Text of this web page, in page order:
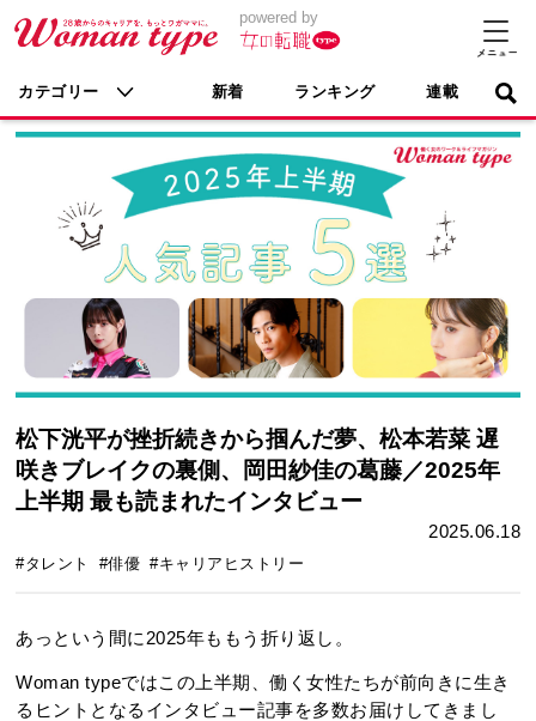
powered by
カテゴリー 新着 ランキング 連載
松下洸平が挫折続きから掴んだ夢、松本若菜 遅
咲きブレイクの裏側、岡田紗佳の葛藤／2025年
上半期 最も読まれたインタビュー
2025.06.18
#タレント #俳優 #キャリアヒストリー
あっという間に2025年ももう折り返し。
Woman typeではこの上半期、働く女性たちが前向きに生き
るヒントとなるインタビュー記事を多数お届けしてきまし